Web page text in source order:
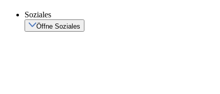
Soziales
Öffne Soziales